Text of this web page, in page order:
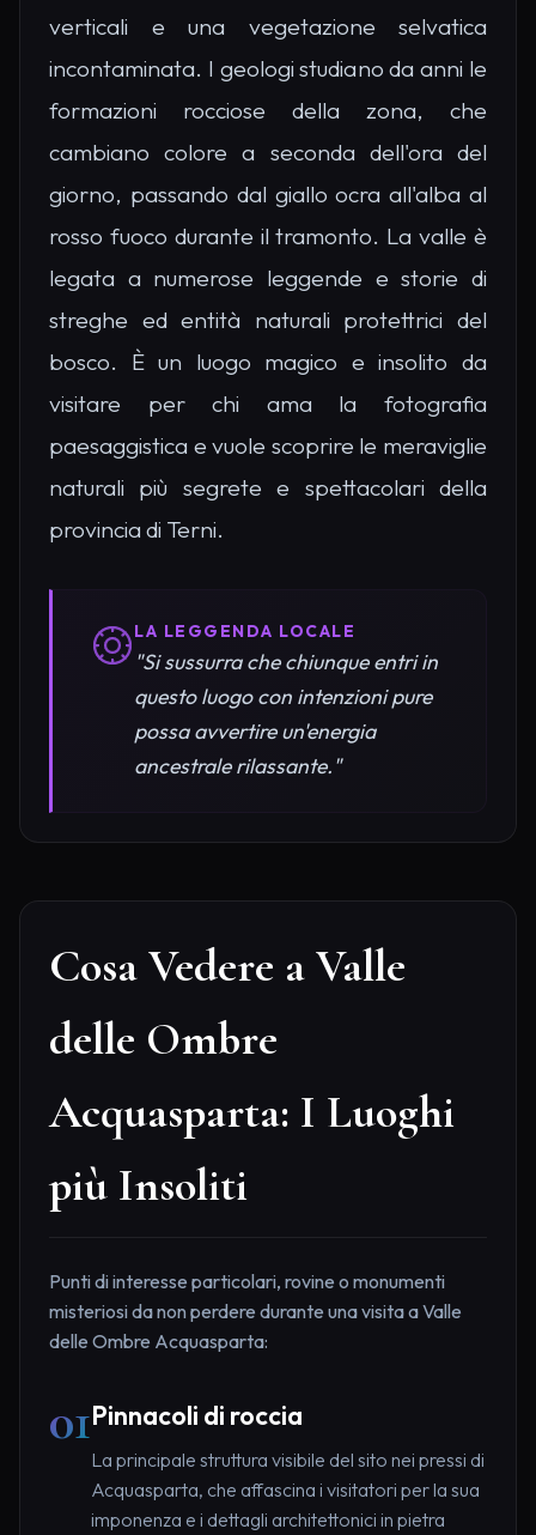
verticali e una vegetazione selvatica
incontaminata. I geologi studiano da anni le
formazioni rocciose della zona, che
cambiano colore a seconda dell'ora del
giorno, passando dal giallo ocra all'alba al
rosso fuoco durante il tramonto. La valle è
legata a numerose leggende e storie di
streghe ed entità naturali protettrici del
bosco. È un luogo magico e insolito da
visitare per chi ama la fotografia
paesaggistica e vuole scoprire le meraviglie
naturali più segrete e spettacolari della
provincia di Terni.
LA LEGGENDA LOCALE
"Si sussurra che chiunque entri in
questo luogo con intenzioni pure
possa avvertire un'energia
ancestrale rilassante."
Cosa Vedere a Valle
delle Ombre
Acquasparta: I Luoghi
più Insoliti
Punti di interesse particolari, rovine o monumenti
misteriosi da non perdere durante una visita a Valle
delle Ombre Acquasparta:
01Pinnacoli di roccia
La principale struttura visibile del sito nei pressi di
Acquasparta, che affascina i visitatori per la sua
imponenza e i dettagli architettonici in pietra